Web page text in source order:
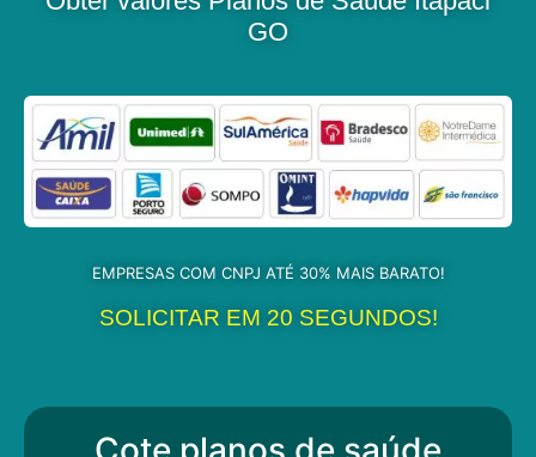
GO
EMPRESAS COM CNPJ ATÉ 30% MAIS BARATO!
SOLICITAR EM 20 SEGUNDOS!